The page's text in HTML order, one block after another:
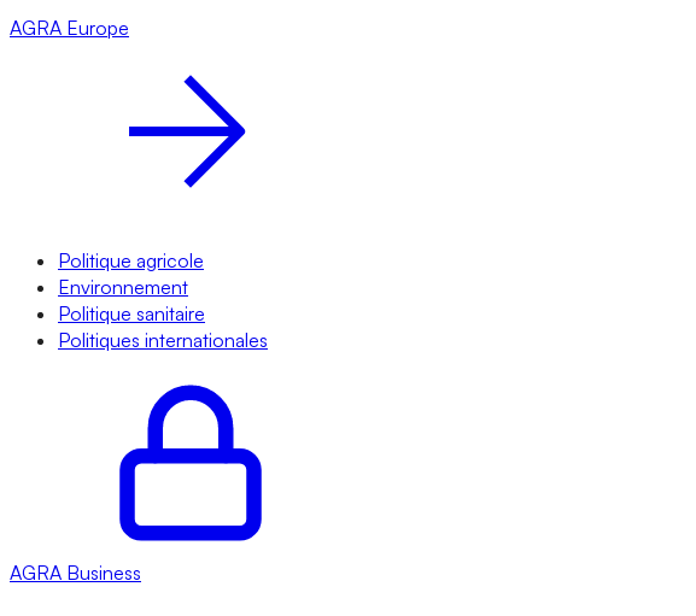
AGRA Europe
Politique agricole
Environnement
Politique sanitaire
Politiques internationales
AGRA Business